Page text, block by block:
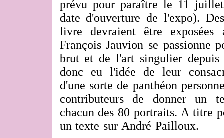
prévu pour paraître le 11
date d'ouverture de l'expo).
livre devraient être exposées
François Jauvion se passionne
brut et de l'art singulier
donc eu l'idée de leur
d'une sorte de panthéon
contributeurs de donner un
chacun des 80 portraits. A titre
un texte sur André Pailloux.